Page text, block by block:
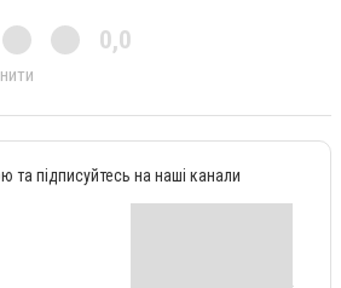
0,0
та підписуйтесь на наші канали